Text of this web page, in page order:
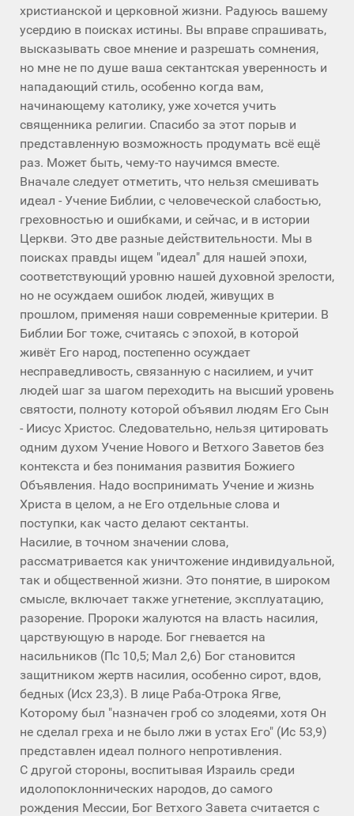
христианской и церковной жизни. Радуюсь вашему
усердию в поисках истины. Вы вправе спрашивать,
высказывать свое мнение и разрешать сомнения,
но мне не по душе ваша сектантская уверенность и
нападающий стиль, особенно когда вам,
начинающему католику, уже хочется учить
священника религии. Спасибо за этот порыв и
представленную возможность продумать всё ещё
раз. Может быть, чему-то научимся вместе.
Вначале следует отметить, что нельзя смешивать
идеал - Учение Библии, с человеческой слабостью,
греховностью и ошибками, и сейчас, и в истории
Церкви. Это две разные действительности. Мы в
поисках правды ищем "идеал" для нашей эпохи,
соответствующий уровню нашей духовной зрелости,
но не осуждаем ошибок людей, живущих в
прошлом, применяя наши современные критерии. В
Библии Бог тоже, считаясь с эпохой, в которой
живёт Его народ, постепенно осуждает
несправедливость, связанную с насилием, и учит
людей шаг за шагом переходить на высший уровень
святости, полноту которой объявил людям Его Сын
- Иисус Христос. Следовательно, нельзя цитировать
одним духом Учение Нового и Ветхого Заветов без
контекста и без понимания развития Божиего
Объявления. Надо воспринимать Учение и жизнь
Христа в целом, а не Его отдельные слова и
поступки, как часто делают сектанты.
Насилие, в точном значении слова,
рассматривается как уничтожение индивидуальной,
так и общественной жизни. Это понятие, в широком
смысле, включает также угнетение, эксплуатацию,
разорение. Пророки жалуются на власть насилия,
царствующую в народе. Бог гневается на
насильников (Пс 10,5; Мал 2,6) Бог становится
защитником жертв насилия, особенно сирот, вдов,
бедных (Исх 23,3). В лице Раба-Отрока Ягве,
Которому был "назначен гроб со злодеями, хотя Он
не сделал греха и не было лжи в устах Его" (Ис 53,9)
представлен идеал полного непротивления.
С другой стороны, воспитывая Израиль среди
идолопоклоннических народов, до самого
рождения Мессии, Бог Ветхого Завета считается с